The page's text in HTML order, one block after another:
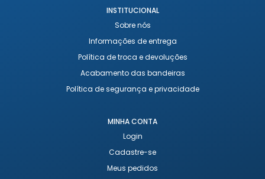
INSTITUCIONAL
Sobre nós
Informações de entrega
Política de troca e devoluções
Acabamento das bandeiras
Política de segurança e privacidade
MINHA CONTA
Login
Cadastre-se
Meus pedidos